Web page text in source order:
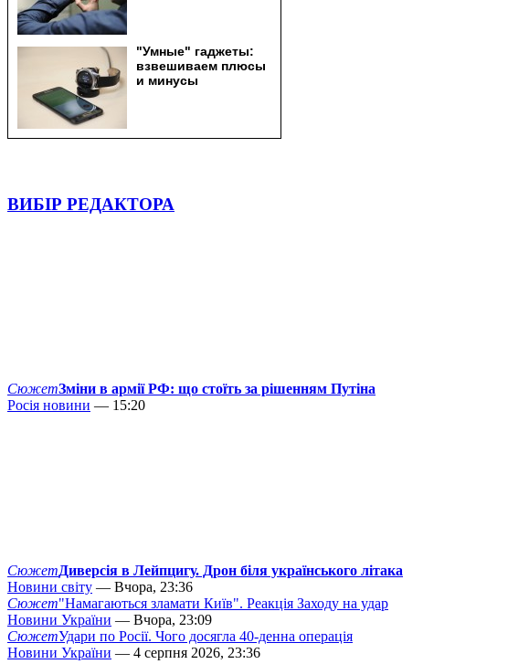
ВИБІР РЕДАКТОРА
СюжетЗміни в армії РФ: що стоїть за рішенням Путіна
Росія новини — 15:20
СюжетДиверсія в Лейпцигу. Дрон біля українського літака
Новини світу — Вчора, 23:36
Сюжет"Намагаються зламати Київ". Реакція Заходу на удар
Новини України — Вчора, 23:09
СюжетУдари по Росії. Чого досягла 40-денна операція
Новини України — 4 серпня 2026, 23:36